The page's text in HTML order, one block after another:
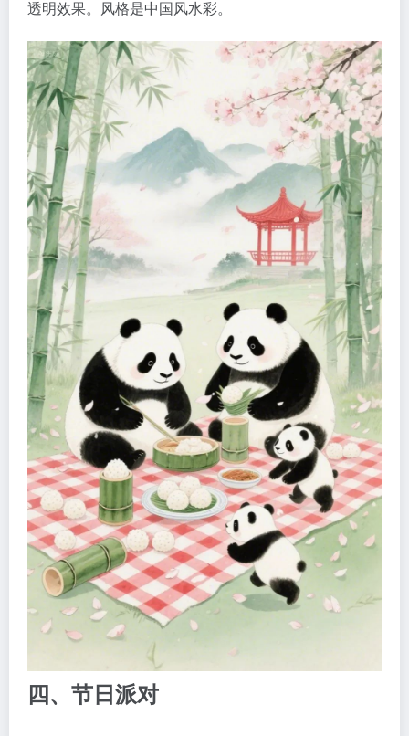
透明效果。风格是中国风水彩。
四、节日派对